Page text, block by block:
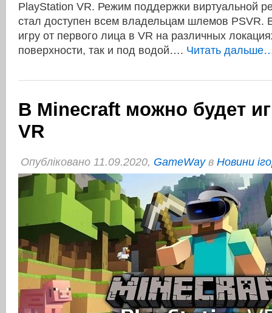
PlayStation VR. Режим поддержки виртуальной
стал доступен всем владельцам шлемов PSVR.
игру от первого лица в VR на различных
поверхности, так и под водой…. Читать
В Minecraft можно будет
VR
Опубліковано 11.09.2020, GameWayв Новини